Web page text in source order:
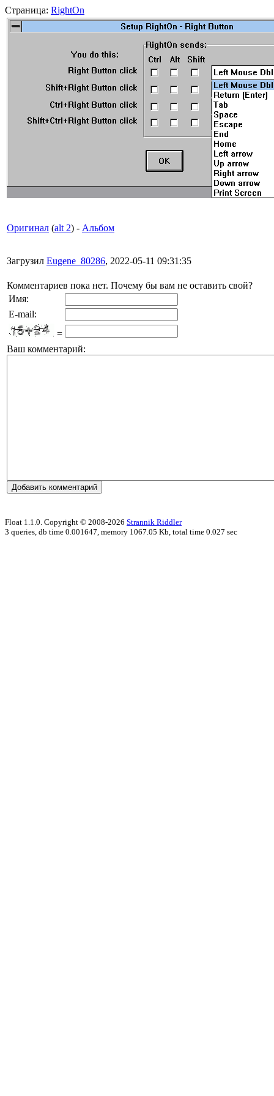
Страница: RightOn
Оригинал (alt 2) - Альбом
Загрузил Eugene_80286, 2022-05-11 09:31:35
Комментариев пока нет. Почему бы вам не оставить свой?
Имя:
E-mail:
=
Ваш комментарий:
Float 1.1.0. Copyright © 2008-2026 Strannik Riddler
3 queries, db time 0.001647, memory 1067.05 Kb, total time 0.027 sec